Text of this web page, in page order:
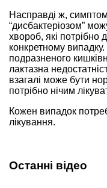
Насправді ж,
“дисбактеріозом”
хвороб, які потрібно
конкретному
подразненого
лактазна
взагалі може бути
потрібно нічим
Кожен випадок
лікування.
Останні відео